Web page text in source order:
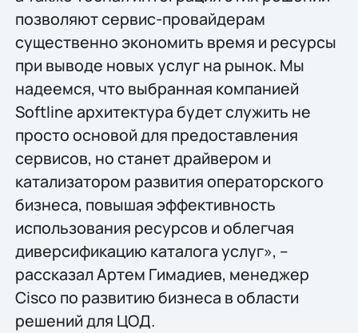
позволяют сервис-провайдерам
существенно экономить время и ресурсы
при выводе новых услуг на рынок. Мы
надеемся, что выбранная компанией
Softline архитектура будет служить не
просто основой для предоставления
сервисов, но станет драйвером и
катализатором развития операторского
бизнеса, повышая эффективность
использования ресурсов и облегчая
диверсификацию каталога услуг», –
рассказал Артем Гимадиев, менеджер
Cisco по развитию бизнеса в области
решений для ЦОД.